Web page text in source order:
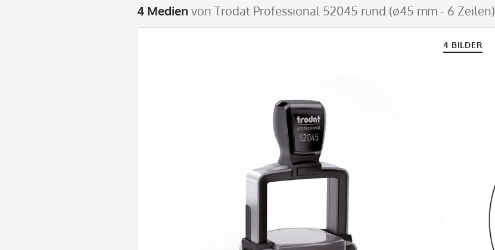
4 Medien von Trodat Professional 52045 rund (ø45 mm - 6 Zeilen)
4 BILDER